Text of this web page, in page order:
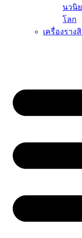
นวนิ
โลก
เครื่องราง